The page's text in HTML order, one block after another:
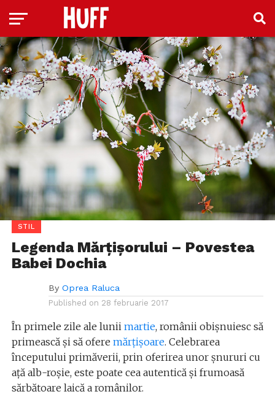
STIL
Legenda Mărțișorului – Povestea
Babei Dochia
By Oprea Raluca
Published on 28 februarie 2017
În primele zile ale lunii martie, românii obișnuiesc să
primească și să ofere mărțișoare. Celebrarea
începutului primăverii, prin oferirea unor șnururi cu
ață alb-roșie, este poate cea autentică și frumoasă
sărbătoare laică a românilor.